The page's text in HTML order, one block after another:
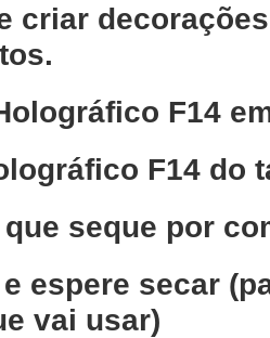
criar
F14
F14 do
seque por
espere secar
vai usar)